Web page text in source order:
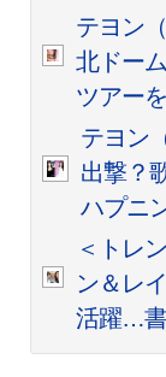
テヨン
北ドー
ツアー
テヨン
出撃？
ハプニ
＜トレ
ン＆レ
活躍…書